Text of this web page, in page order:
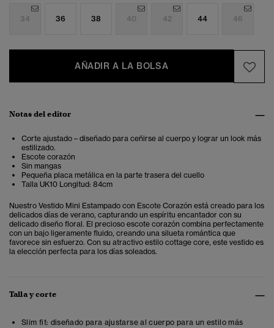
34 36 38 40 42 44 46
AÑADIR A LA BOLSA
Notas del editor
Corte ajustado – diseñado para ceñirse al cuerpo y lograr un look más
estilizado.
Escote corazón
Sin mangas
Pequeña placa metálica en la parte trasera del cuello
Talla UK10 Longitud: 84cm
Nuestro Vestido Mini Estampado con Escote Corazón está creado para los
delicados días de verano, capturando un espíritu encantador con su
delicado diseño floral. El precioso escote corazón combina perfectamente
con un bajo ligeramente fluido, creando una silueta romántica que
favorece sin esfuerzo. Con su atractivo estilo cottage core, este vestido es
la elección perfecta para los días soleados.
Talla y corte
Slim fit: diseñado para ajustarse al cuerpo para un estilo más